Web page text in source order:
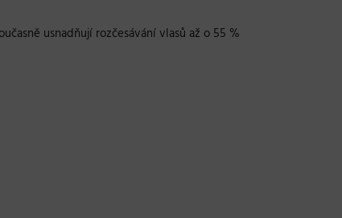
usnadňují rozčesávání vlasů až o 55 %